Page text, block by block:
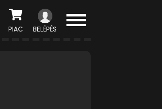
PIAC BELÉPÉS